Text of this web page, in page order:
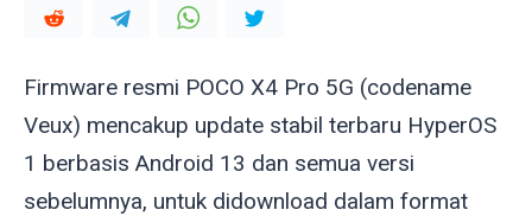
Firmware resmi POCO X4 Pro 5G (codename
Veux) mencakup update stabil terbaru HyperOS
1 berbasis Android 13 dan semua versi
sebelumnya, untuk didownload dalam format